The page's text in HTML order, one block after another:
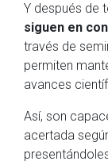
Y después de
siguen en
través de
permiten
avances
Así, son
acertada